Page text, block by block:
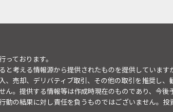
ております。
と考える情報源から提供されたものを提供していま
、売却、デリバティブ取引、その他の取引を推奨し
ん。提供する情報等は作成時現在のものであり、今
動の結果に対し責任を負うものではございません。